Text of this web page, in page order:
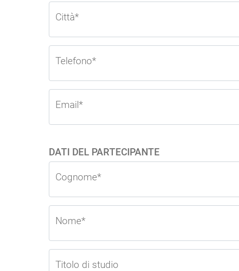
Città*
Telefono*
Email*
DATI DEL PARTECIPANTE
Cognome*
Nome*
Titolo di studio